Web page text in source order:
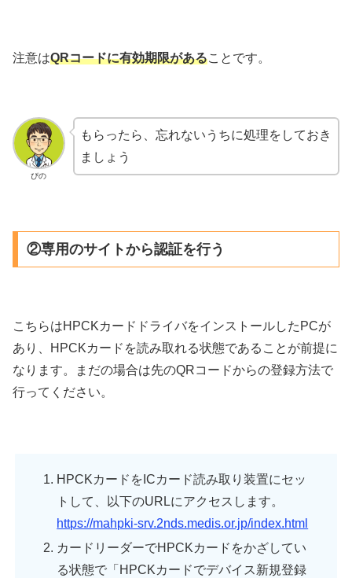
注意はQRコードに有効期限があることです。
ぴの
もらったら、忘れないうちに処理をしておき
ましょう
②専用のサイトから認証を行う
こちらはHPCKカードドライバをインストールしたPCが
あり、HPCKカードを読み取れる状態であることが前提に
なります。まだの場合は先のQRコードからの登録方法で
行ってください。
HPCKカードをICカード読み取り装置にセッ
トして、以下のURLにアクセスします。
https://mahpki-srv.2nds.medis.or.jp/index.html
カードリーダーでHPCKカードをかざしてい
る状態で「HPCKカードでデバイス新規登録